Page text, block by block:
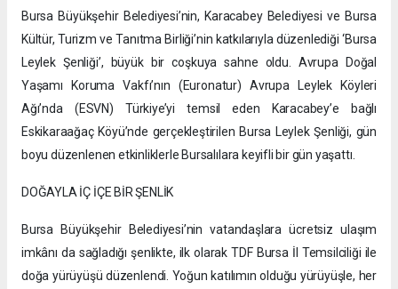
Bursa Büyükşehir Belediyesi’nin, Karacabey Belediyesi ve Bursa
Kültür, Turizm ve Tanıtma Birliği’nin katkılarıyla düzenlediği ‘Bursa
Leylek Şenliği’, büyük bir coşkuya sahne oldu. Avrupa Doğal
Yaşamı Koruma Vakfı’nın (Euronatur) Avrupa Leylek Köyleri
Ağı’nda (ESVN) Türkiye’yi temsil eden Karacabey’e bağlı
Eskikaraağaç Köyü’nde gerçekleştirilen Bursa Leylek Şenliği, gün
boyu düzenlenen etkinliklerle Bursalılara keyifli bir gün yaşattı.
DOĞAYLA İÇ İÇE BİR ŞENLİK
Bursa Büyükşehir Belediyesi’nin vatandaşlara ücretsiz ulaşım
imkânı da sağladığı şenlikte, ilk olarak TDF Bursa İl Temsilciliği ile
doğa yürüyüşü düzenlendi. Yoğun katılımın olduğu yürüyüşle, her